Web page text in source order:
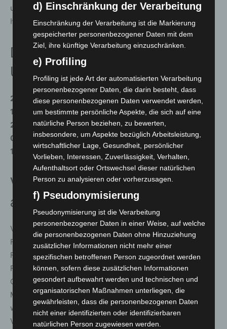
und Ticketverkauf gibt es unterwww.visit-
hannover.com/feuerwerk
Die Feuerwerke 2022 im
Überblick:
28.05. Australien, Skylighter Fireworx
11.06. Asien, Vulcan Display Fireworks
20.08. Amerika, Pirotecnia Internacional
03.09. Afrika, Fireworks for Africa
17.09. Europa, SUREX
Vorabinformation für Geflüchtete
aus der Ukraine geplant
Vor dem Beginn des Internationalen
Feuerwerkswettbewerbs werden die Veranstalter in den
Flüchtlingsunterkünften der Stadt über die
Feuerwerkswettbewerbe informieren. Unter dem
Gesichtspunkt, dass Feuerwerke für geflüchtete
Menschen womöglich zu Irritationen führen könnten
wolle man dies durch entsprechende Informationen im
Vorfeld möglichst vermeiden, so Hannovers Tourismus-
d) Einschränkung der Verarbeitung
Einschränkung der Verarbeitung ist die Markierung
gespeicherter personenbezogener Daten mit dem
Ziel, ihre künftige Verarbeitung einzuschränken.
e) Profiling
Profiling ist jede Art der automatisierten Verarbeitung
personenbezogener Daten, die darin besteht, dass
diese personenbezogenen Daten verwendet werden,
um bestimmte persönliche Aspekte, die sich auf eine
natürliche Person beziehen, zu bewerten,
insbesondere, um Aspekte bezüglich Arbeitsleistung,
wirtschaftlicher Lage, Gesundheit, persönlicher
Vorlieben, Interessen, Zuverlässigkeit, Verhalten,
Aufenthaltsort oder Ortswechsel dieser natürlichen
Person zu analysieren oder vorherzusagen.
f) Pseudonymisierung
Pseudonymisierung ist die Verarbeitung
personenbezogener Daten in einer Weise, auf welche
die personenbezogenen Daten ohne Hinzuziehung
zusätzlicher Informationen nicht mehr einer
spezifischen betroffenen Person zugeordnet werden
können, sofern diese zusätzlichen Informationen
gesondert aufbewahrt werden und technischen und
organisatorischen Maßnahmen unterliegen, die
gewährleisten, dass die personenbezogenen Daten
nicht einer identifizierten oder identifizierbaren
natürlichen Person zugewiesen werden.